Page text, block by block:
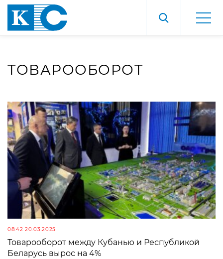
ТОВАРООБОРОТ
08:42 20.03.2025
Товарооборот между Кубанью и Республикой
Беларусь вырос на 4%